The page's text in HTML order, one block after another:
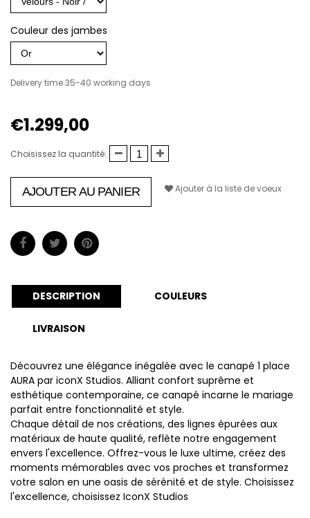
Couleur des jambes
Delivery time 35-40 working days
€1.299,00
Choisissez la quantité:
AJOUTER AU PANIER Ajouter à la liste de voeux
DESCRIPTION COULEURS
LIVRAISON
Découvrez une élégance inégalée avec le canapé 1 place
AURA par iconX Studios. Alliant confort suprême et
esthétique contemporaine, ce canapé incarne le mariage
parfait entre fonctionnalité et style.
Chaque détail de nos créations, des lignes épurées aux
matériaux de haute qualité, reflète notre engagement
envers l'excellence. Offrez-vous le luxe ultime, créez des
moments mémorables avec vos proches et transformez
votre salon en une oasis de sérénité et de style. Choisissez
l'excellence, choisissez IconX Studios